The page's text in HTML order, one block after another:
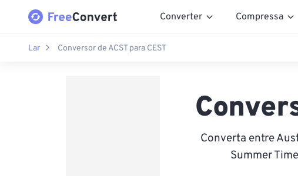
Converter Compressa
Lar Conversor de ACST para CEST
Converta entre
Summer